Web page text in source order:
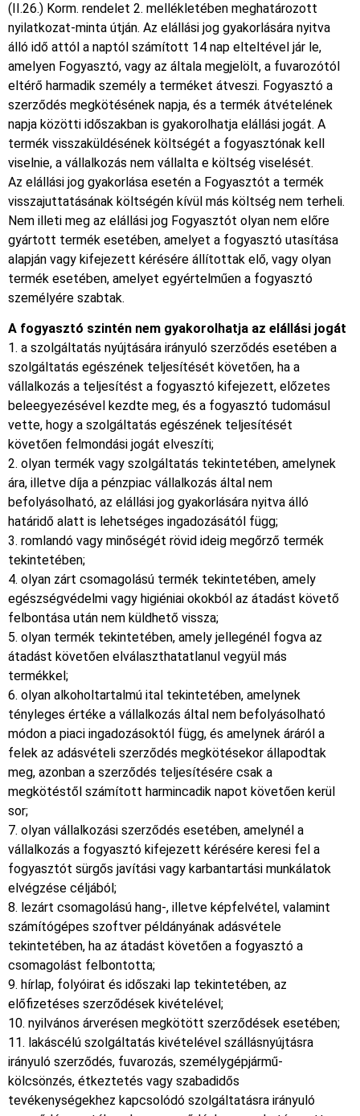
(II.26.) Korm. rendelet 2. mellékletében meghatározott
nyilatkozat-minta útján. Az elállási jog gyakorlására nyitva
álló idő attól a naptól számított 14 nap elteltével jár le,
amelyen Fogyasztó, vagy az általa megjelölt, a fuvarozótól
eltérő harmadik személy a terméket átveszi. Fogyasztó a
szerződés megkötésének napja, és a termék átvételének
napja közötti időszakban is gyakorolhatja elállási jogát. A
termék visszaküldésének költségét a fogyasztónak kell
viselnie, a vállalkozás nem vállalta e költség viselését.
Az elállási jog gyakorlása esetén a Fogyasztót a termék
visszajuttatásának költségén kívül más költség nem terheli.
Nem illeti meg az elállási jog Fogyasztót olyan nem előre
gyártott termék esetében, amelyet a fogyasztó utasítása
alapján vagy kifejezett kérésére állítottak elő, vagy olyan
termék esetében, amelyet egyértelműen a fogyasztó
személyére szabtak.
A fogyasztó szintén nem gyakorolhatja az elállási jogát
1. a szolgáltatás nyújtására irányuló szerződés esetében a
szolgáltatás egészének teljesítését követően, ha a
vállalkozás a teljesítést a fogyasztó kifejezett, előzetes
beleegyezésével kezdte meg, és a fogyasztó tudomásul
vette, hogy a szolgáltatás egészének teljesítését
követően felmondási jogát elveszíti;
2. olyan termék vagy szolgáltatás tekintetében, amelynek
ára, illetve díja a pénzpiac vállalkozás által nem
befolyásolható, az elállási jog gyakorlására nyitva álló
határidő alatt is lehetséges ingadozásától függ;
3. romlandó vagy minőségét rövid ideig megőrző termék
tekintetében;
4. olyan zárt csomagolású termék tekintetében, amely
egészségvédelmi vagy higiéniai okokból az átadást követő
felbontása után nem küldhető vissza;
5. olyan termék tekintetében, amely jellegénél fogva az
átadást követően elválaszthatatlanul vegyül más
termékkel;
6. olyan alkoholtartalmú ital tekintetében, amelynek
tényleges értéke a vállalkozás által nem befolyásolható
módon a piaci ingadozásoktól függ, és amelynek áráról a
felek az adásvételi szerződés megkötésekor állapodtak
meg, azonban a szerződés teljesítésére csak a
megkötéstől számított harmincadik napot követően kerül
sor;
7. olyan vállalkozási szerződés esetében, amelynél a
vállalkozás a fogyasztó kifejezett kérésére keresi fel a
fogyasztót sürgős javítási vagy karbantartási munkálatok
elvégzése céljából;
8. lezárt csomagolású hang-, illetve képfelvétel, valamint
számítógépes szoftver példányának adásvétele
tekintetében, ha az átadást követően a fogyasztó a
csomagolást felbontotta;
9. hírlap, folyóirat és időszaki lap tekintetében, az
előfizetéses szerződések kivételével;
10. nyilvános árverésen megkötött szerződések esetében;
11. lakáscélú szolgáltatás kivételével szállásnyújtásra
irányuló szerződés, fuvarozás, személygépjármű-
kölcsönzés, étkeztetés vagy szabadidős
tevékenységekhez kapcsolódó szolgáltatásra irányuló